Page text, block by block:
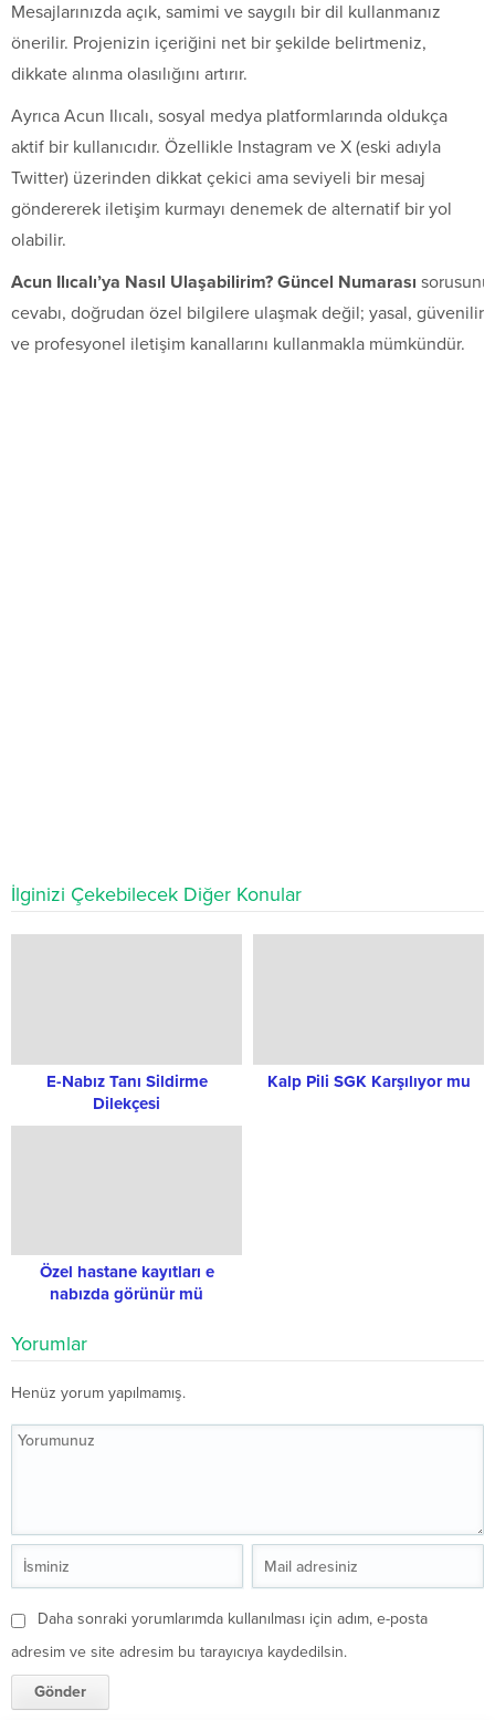
Mesajlarınızda açık, samimi ve saygılı bir dil kullanmanız
önerilir. Projenizin içeriğini net bir şekilde belirtmeniz,
dikkate alınma olasılığını artırır.
Ayrıca Acun Ilıcalı, sosyal medya platformlarında oldukça
aktif bir kullanıcıdır. Özellikle Instagram ve X (eski adıyla
Twitter) üzerinden dikkat çekici ama seviyeli bir mesaj
göndererek iletişim kurmayı denemek de alternatif bir yol
olabilir.
Acun Ilıcalı’ya Nasıl Ulaşabilirim? Güncel Numarası
cevabı, doğrudan özel bilgilere ulaşmak değil; yasal, güvenilir
ve profesyonel iletişim kanallarını kullanmakla mümkündür.
İlginizi Çekebilecek Diğer Konular
E-Nabız Tanı Sildirme
Dilekçesi
Kalp Pili SGK Karşılıyor mu
Özel hastane kayıtları e
nabızda görünür mü
Yorumlar
Henüz yorum yapılmamış.
Daha sonraki yorumlarımda kullanılması için adım, e-posta
adresim ve site adresim bu tarayıcıya kaydedilsin.